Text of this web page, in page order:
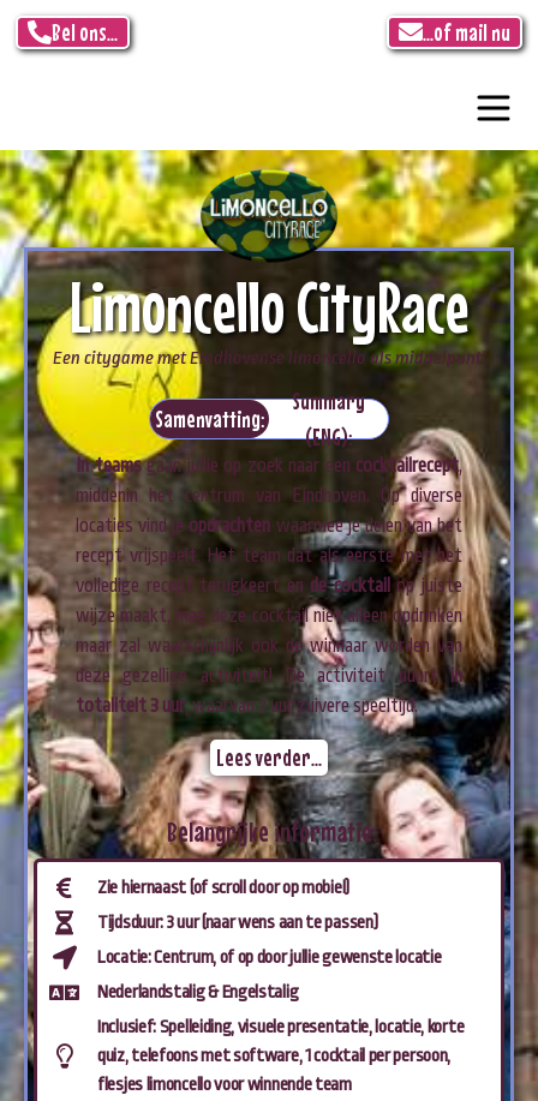
Bel ons... ...of mail nu
Limoncello CityRace
Een citygame met Eindhovense limoncello als middelpunt!
Samenvatting:
Summary
(ENG):
In teamsgaan jullie op zoek naar een cocktailrecept,
middenin het centrum van Eindhoven. Op diverse
locaties vind je opdrachten waarmee je delen van het
recept vrijspeelt. Het team dat als eerste met het
volledige recept terugkeert en de cocktail
op juiste
wijze maakt, mag deze cocktail niet alleen opdrinken
maar zal waarschijnlijk ook de winnaar worden van
deze gezellige activiteit! De activiteit duurtin
totaliteit 3 uur, waarvan 2 uur zuivere speeltijd.
Lees verder...
Belangrijke informatie:
Zie hiernaast (of scroll door op mobiel)
Tijdsduur: 3 uur (naar wens aan te passen)
Locatie: Centrum, of op door jullie gewenste locatie
Nederlandstalig & Engelstalig
Inclusief: Spelleiding, visuele presentatie, locatie, korte
quiz, telefoons met software, 1 cocktail per persoon,
flesjes limoncello voor winnende team